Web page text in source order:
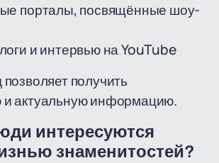
порталы, посвящённые шоу-
и интервью на YouTube
получить
и актуальную информацию.
интересуются
знаменитостей?